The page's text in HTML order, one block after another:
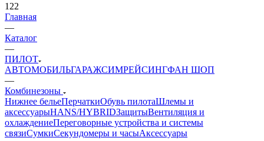
122
Главная
—
Каталог
—
ПИЛОТ
АВТОМОБИЛЬГАРАЖСИМРЕЙСИНГФАН ШОП
—
Комбинезоны
Нижнее бельеПерчаткиОбувь пилотаШлемы и
аксессуарыHANS/HYBRIDЗащитыВентиляция и
охлаждениеПереговорные устройства и системы
связиСумкиСекундомеры и часыАксессуары